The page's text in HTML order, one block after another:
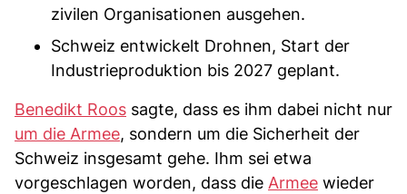
zivilen Organisationen ausgehen.
Schweiz entwickelt Drohnen, Start der
Industrieproduktion bis 2027 geplant.
Benedikt Roos sagte, dass es ihm dabei nicht nur
um die Armee, sondern um die Sicherheit der
Schweiz insgesamt gehe. Ihm sei etwa
vorgeschlagen worden, dass die Armee wieder